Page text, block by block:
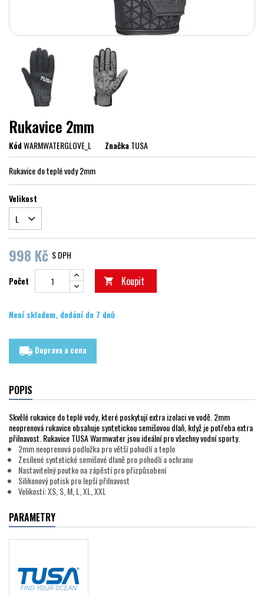
Rukavice 2mm
KódWARMWATERGLOVE_L ZnačkaTUSA
Rukavice do teplé vody 2mm
Velikost
998 Kč S DPH
Počet  Koupit
Není skladem, dodání do 7 dnů
local_shipping Doprava a cena
POPIS
Skvělé rukavice do teplé vody, které poskytují extra izolaci ve vodě. 2mm
neoprenová rukavice obsahuje syntetickou semišovou dlaň, když je potřeba extra
přilnavost. Rukavice TUSA Warmwater jsou ideální pro všechny vodní sporty.
2mm neoprenová podložka pro větší pohodlí a teplo
Zesílené syntetické semišové dlaně pro pohodlí a ochranu
Nastavitelný poutko na zápěstí pro přizpůsobení
Silikonový potisk pro lepší přilnavost
Velikosti: XS, S, M, L, XL, XXL
PARAMETRY